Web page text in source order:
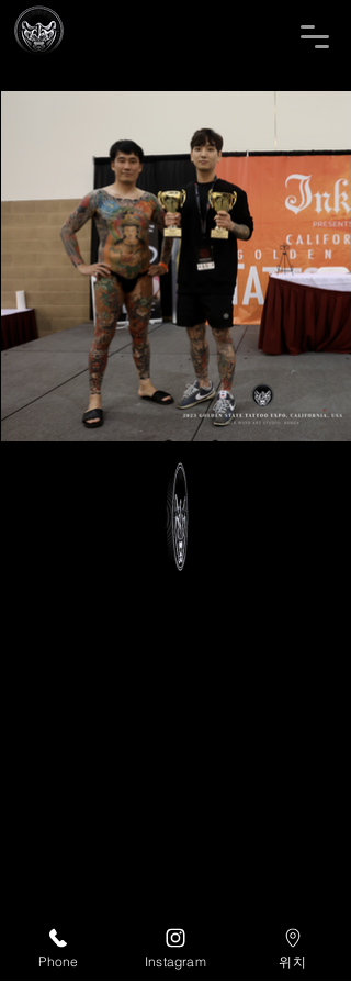
Phone Instagram 위치